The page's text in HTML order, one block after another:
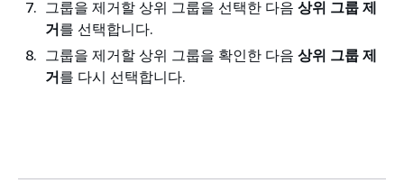
그룹을 제거할 상위 그룹을 선택한 다음 상위 그룹 제
거를 선택합니다.
그룹을 제거할 상위 그룹을 확인한 다음 상위 그룹 제
거를 다시 선택합니다.